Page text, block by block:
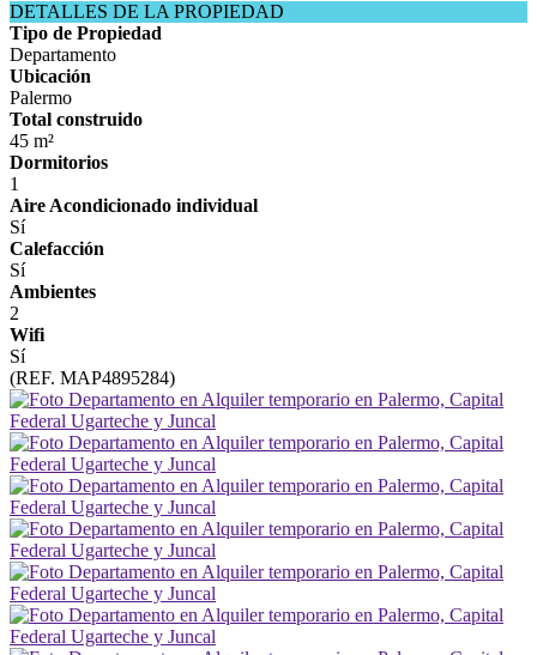
DETALLES DE LA PROPIEDAD
Tipo de Propiedad
Departamento
Ubicación
Palermo
Total construido
45 m²
Dormitorios
1
Aire Acondicionado individual
Sí
Calefacción
Sí
Ambientes
2
Wifi
Sí
(REF. MAP4895284)